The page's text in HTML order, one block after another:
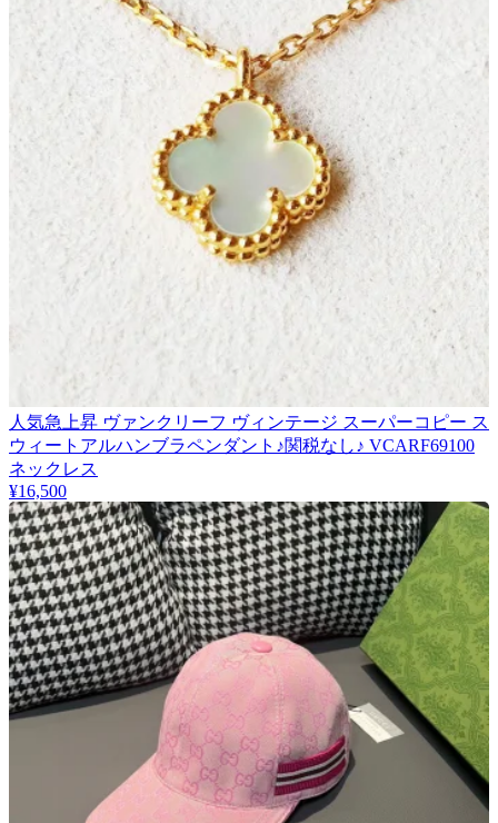
人気急上昇 ヴァンクリーフ ヴィンテージ スーパーコピー ス
ウィートアルハンブラペンダント♪関税なし♪ VCARF69100
ネックレス
¥16,500